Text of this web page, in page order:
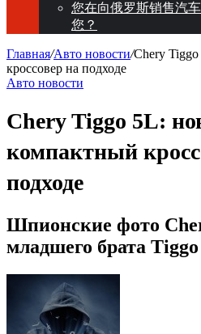
您在向俄罗斯销售汽
您？
Главная/Авто новости/Chery
кроссовер на подходе
Авто новости
Chery Tiggo 5L:
компактный
подходе
Шпионские фото
младшего брата